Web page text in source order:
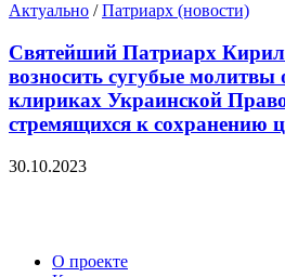
Актуально /Патриарх (новости)
Святейший Патриарх
возносить сугубые
клириках Украинской
стремящихся к сохранению
30.10.2023
О проекте